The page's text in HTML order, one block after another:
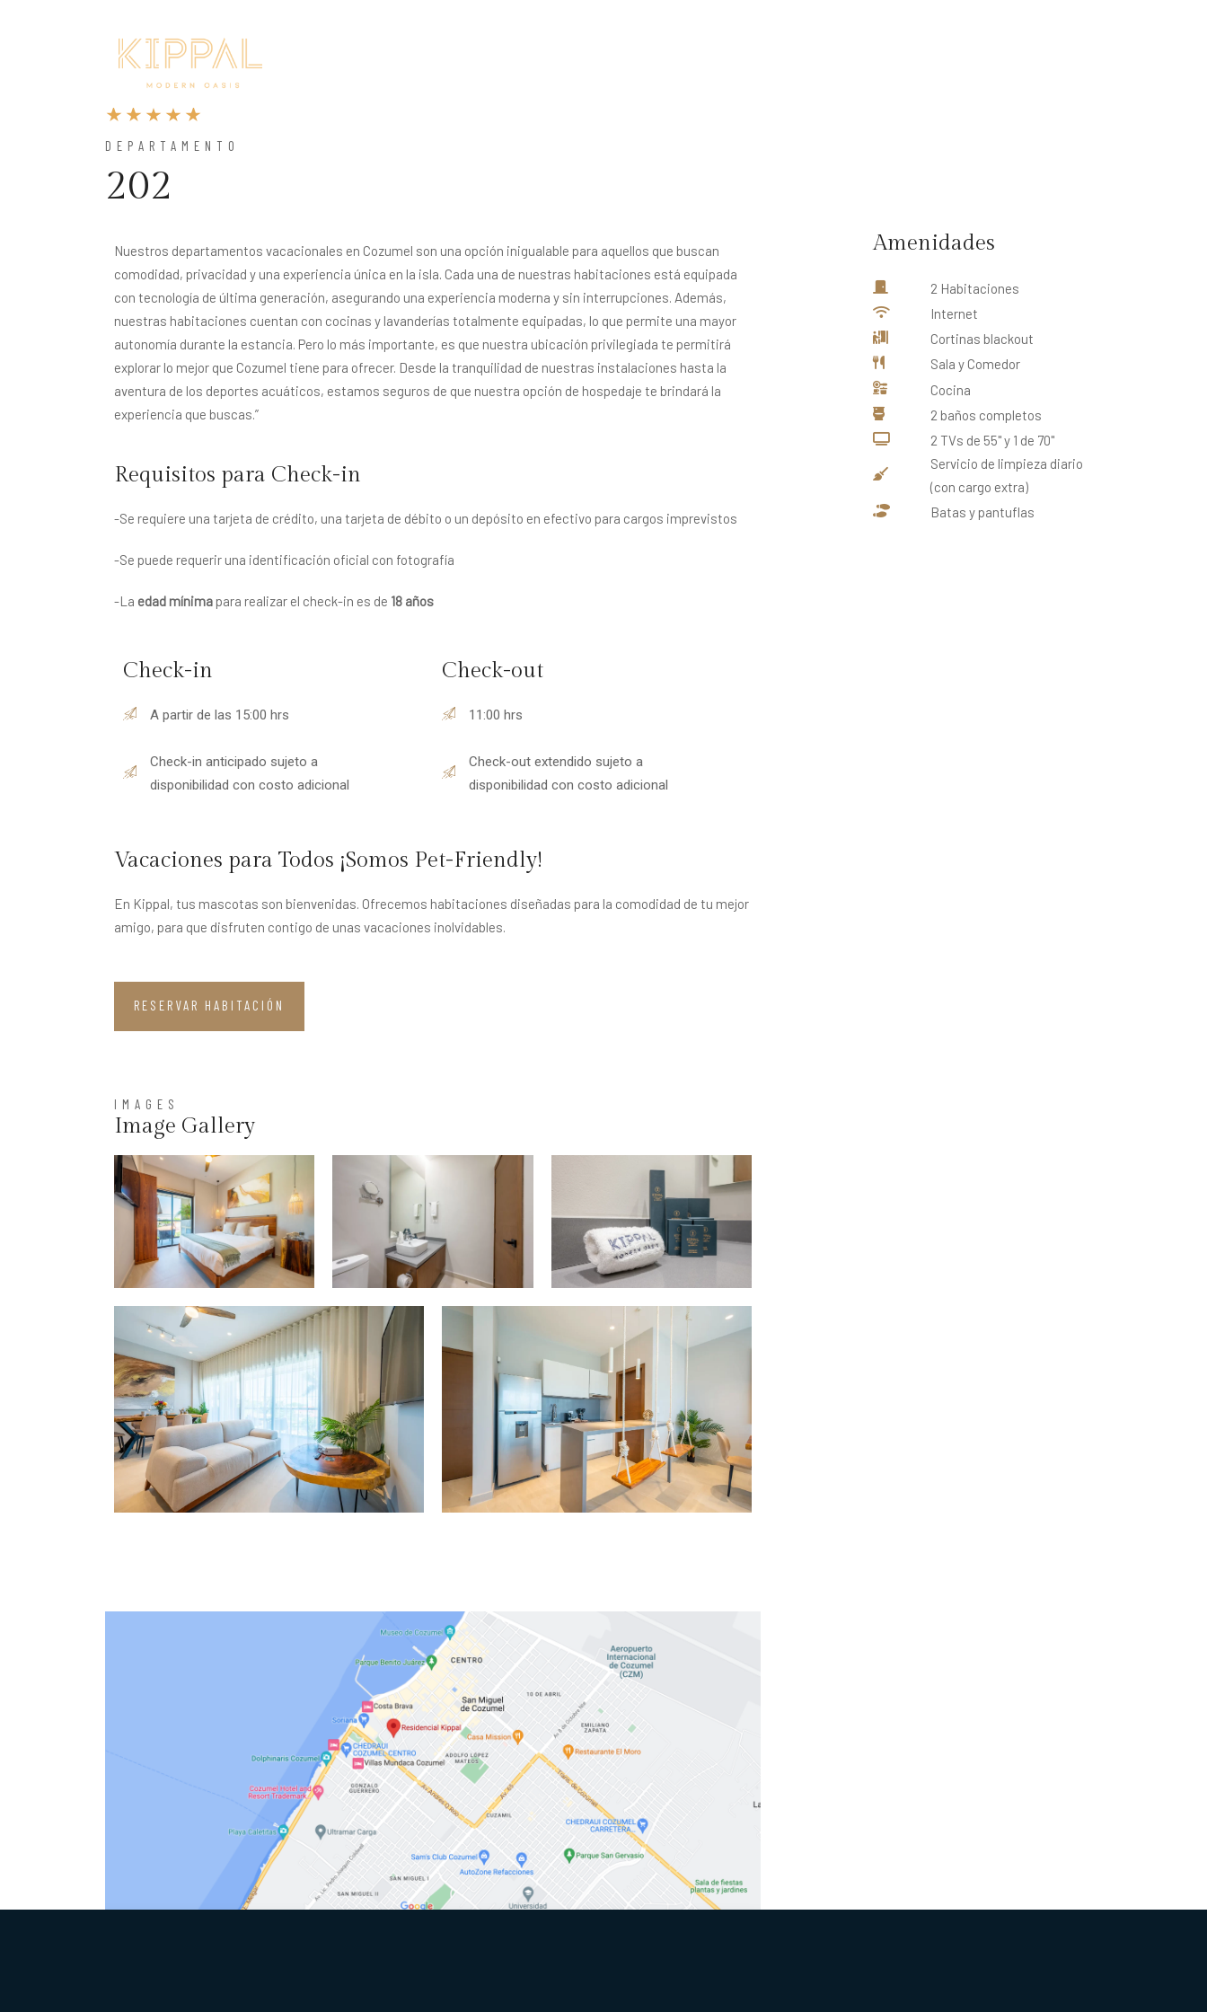
DEPARTAMENTO
202
Nuestros departamentos vacacionales en Cozumel son una opción inigualable para aquellos que buscan
comodidad, privacidad y una experiencia única en la isla. Cada una de nuestras habitaciones está equipada
con tecnología de última generación, asegurando una experiencia moderna y sin interrupciones. Además,
nuestras habitaciones cuentan con cocinas y lavanderías totalmente equipadas, lo que permite una mayor
autonomía durante la estancia. Pero lo más importante, es que nuestra ubicación privilegiada te permitirá
explorar lo mejor que Cozumel tiene para ofrecer. Desde la tranquilidad de nuestras instalaciones hasta la
aventura de los deportes acuáticos, estamos seguros de que nuestra opción de hospedaje te brindará la
experiencia que buscas.”
Requisitos para Check-in
-Se requiere una tarjeta de crédito, una tarjeta de débito o un depósito en efectivo para cargos imprevistos
-Se puede requerir una identificación oficial con fotografía
-La edad mínima para realizar el check-in es de 18 años
Check-in
A partir de las 15:00 hrs
Check-in anticipado sujeto a
disponibilidad con costo adicional
Check-out
11:00 hrs
Check-out extendido sujeto a
disponibilidad con costo adicional
Vacaciones para Todos ¡Somos Pet-Friendly!
En Kippal, tus mascotas son bienvenidas. Ofrecemos habitaciones diseñadas para la comodidad de tu mejor
amigo, para que disfruten contigo de unas vacaciones inolvidables.
RESERVAR HABITACIÓN
IMAGES
Image Gallery
Amenidades
2 Habitaciones
Internet
Cortinas blackout
Sala y Comedor
Cocina
2 baños completos
2 TVs de 55'' y 1 de 70''
Servicio de limpieza diario
(con cargo extra)
Batas y pantuflas